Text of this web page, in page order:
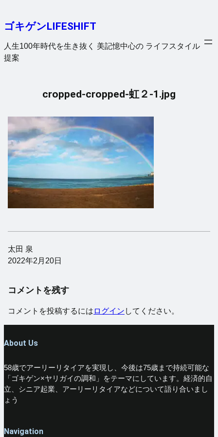
を
ス
キ
ゴキゲンLIFESHIFT
人生100年時代を生き抜く 美記憶中心の ライフスタイル
提案
cropped-cropped-虹２-1.jpg
太田 泉
2022年2月20日
コメントを残す
コメントを投稿するには ログイン してください。
About Us
58歳でアーリーリタイアを実現し、今後は75歳まで持続可能な
「ゴキゲン×ヤリガイの調和」をテーマにしています。経済的自
立、シニア起業、アーリーリタイアなどについて語り合いまし
ょう
Navigation